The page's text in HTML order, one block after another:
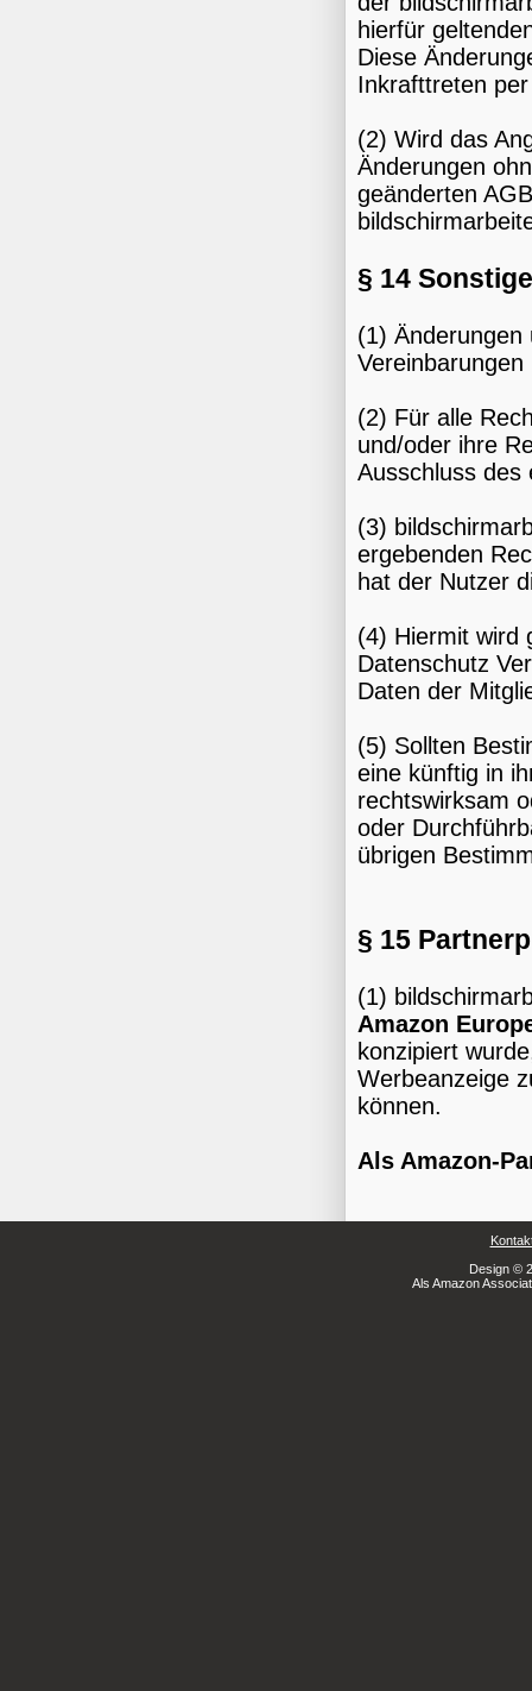
hierfür
Diese
Inkrafttreten
(2) Wird das
Änderungen
geänderten
§ 14
(1) Änderungen
(2) Für alle
und/oder ihre
Ausschluss des
(3)
ergebenden
hat der Nutzer
(4) Hiermit wird
Datenschutz
Daten der
(5) Sollten
eine künftig in
rechtswirksam
oder
übrigen
§ 15
(1)
Amazon
konzipiert
Werbeanzeige
können.
Als
Design ©
Als Amazon